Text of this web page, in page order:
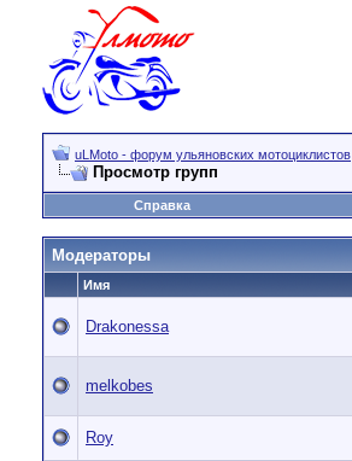
uLMoto - форум ульяновских мотоциклистов
Просмотр групп
Справка
Модераторы
Имя
Drakonessa
melkobes
Roy